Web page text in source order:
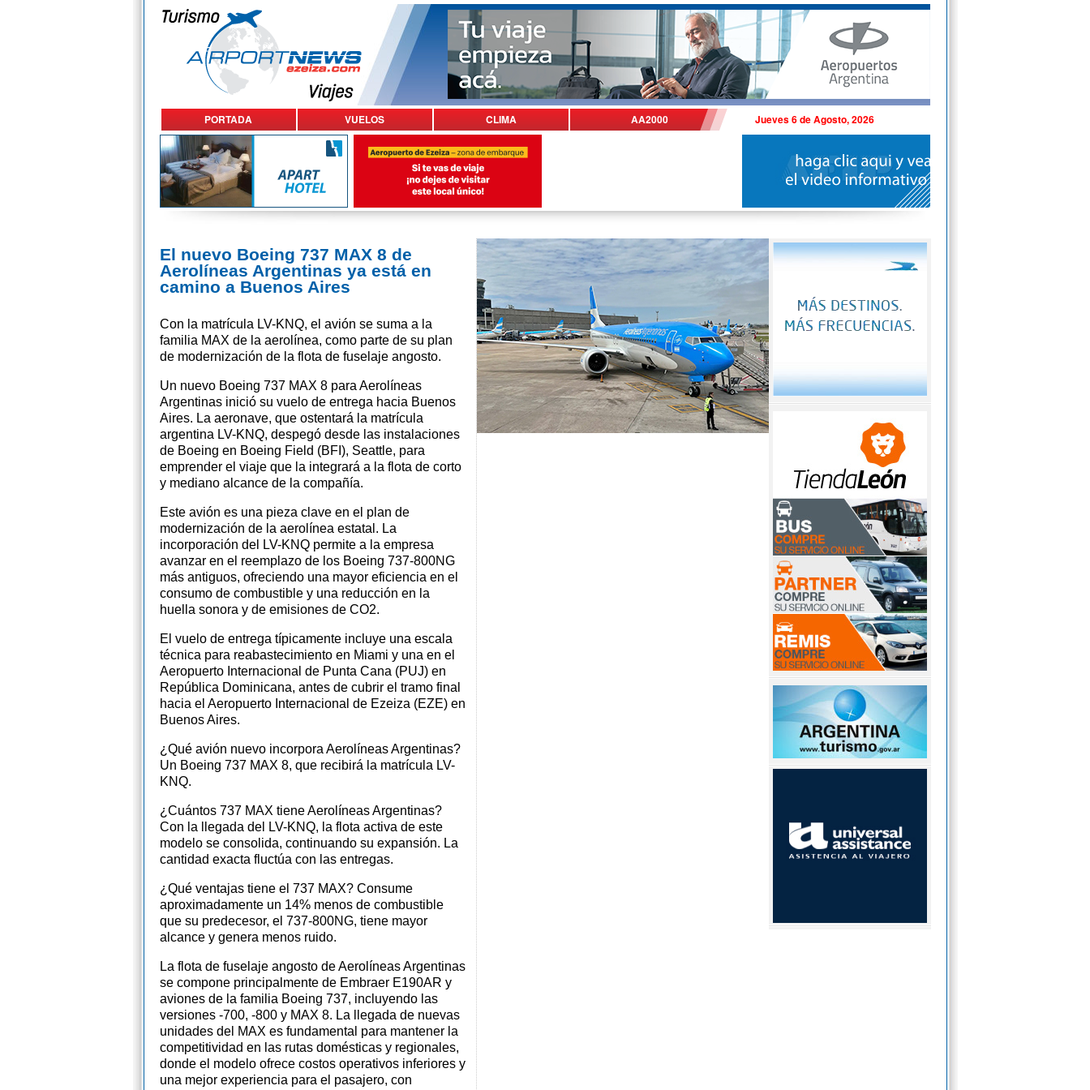
PORTADA VUELOS CLIMA AA2000 Jueves 6 de Agosto, 2026
El nuevo Boeing 737 MAX 8 de
Aerolíneas Argentinas ya está en
camino a Buenos Aires
Con la matrícula LV-KNQ, el avión se suma a la
familia MAX de la aerolínea, como parte de su plan
de modernización de la flota de fuselaje angosto.
Un nuevo Boeing 737 MAX 8 para Aerolíneas
Argentinas inició su vuelo de entrega hacia Buenos
Aires. La aeronave, que ostentará la matrícula
argentina LV-KNQ, despegó desde las instalaciones
de Boeing en Boeing Field (BFI), Seattle, para
emprender el viaje que la integrará a la flota de corto
y mediano alcance de la compañía.
Este avión es una pieza clave en el plan de
modernización de la aerolínea estatal. La
incorporación del LV-KNQ permite a la empresa
avanzar en el reemplazo de los Boeing 737-800NG
más antiguos, ofreciendo una mayor eficiencia en el
consumo de combustible y una reducción en la
huella sonora y de emisiones de CO2​.
El vuelo de entrega típicamente incluye una escala
técnica para reabastecimiento en Miami y una en el
Aeropuerto Internacional de Punta Cana (PUJ) en
República Dominicana, antes de cubrir el tramo final
hacia el Aeropuerto Internacional de Ezeiza (EZE) en
Buenos Aires.
¿Qué avión nuevo incorpora Aerolíneas Argentinas?
Un Boeing 737 MAX 8, que recibirá la matrícula LV-
KNQ.
¿Cuántos 737 MAX tiene Aerolíneas Argentinas?
Con la llegada del LV-KNQ, la flota activa de este
modelo se consolida, continuando su expansión. La
cantidad exacta fluctúa con las entregas.
¿Qué ventajas tiene el 737 MAX? Consume
aproximadamente un 14% menos de combustible
que su predecesor, el 737-800NG, tiene mayor
alcance y genera menos ruido.
La flota de fuselaje angosto de Aerolíneas Argentinas
se compone principalmente de Embraer E190AR y
aviones de la familia Boeing 737, incluyendo las
versiones -700, -800 y MAX 8. La llegada de nuevas
unidades del MAX es fundamental para mantener la
competitividad en las rutas domésticas y regionales,
donde el modelo ofrece costos operativos inferiores y
una mejor experiencia para el pasajero, con